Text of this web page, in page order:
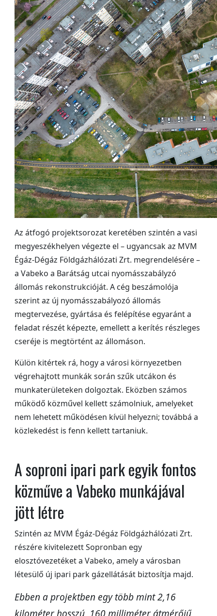
Az átfogó projektsorozat keretében szintén a vasi
megyeszékhelyen végezte el – ugyancsak az MVM
Égáz-Dégáz Földgázhálózati Zrt. megrendelésére –
a Vabeko a Barátság utcai nyomásszabályzó
állomás rekonstrukcióját. A cég beszámolója
szerint az új nyomásszabályozó állomás
megtervezése, gyártása és felépítése egyaránt a
feladat részét képezte, emellett a kerítés részleges
cseréje is megtörtént az állomáson.
Külön kitértek rá, hogy a városi környezetben
végrehajtott munkák során szűk utcákon és
munkaterületeken dolgoztak. Eközben számos
működő közművel kellett számolniuk, amelyeket
nem lehetett működésen kívül helyezni; továbbá a
közlekedést is fenn kellett tartaniuk.
A soproni ipari park egyik fontos
közműve a Vabeko munkájával
jött létre
Szintén az MVM Égáz-Dégáz Földgázhálózati Zrt.
részére kivitelezett Sopronban egy
elosztóvezetéket a Vabeko, amely a városban
létesülő új ipari park gázellátását biztosítja majd.
Ebben a projektben egy több mint 2,16
kilométer hosszú, 160 milliméter átmérőjű,